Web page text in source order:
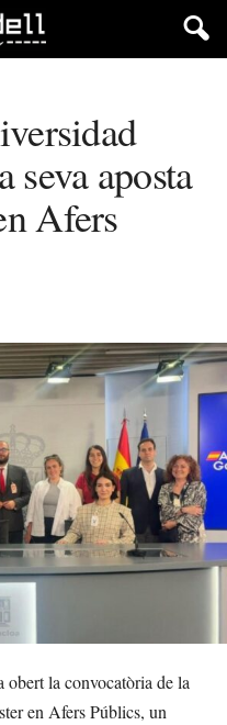
aposta
Afers
la convocatòria de la
en Afers Públics, un